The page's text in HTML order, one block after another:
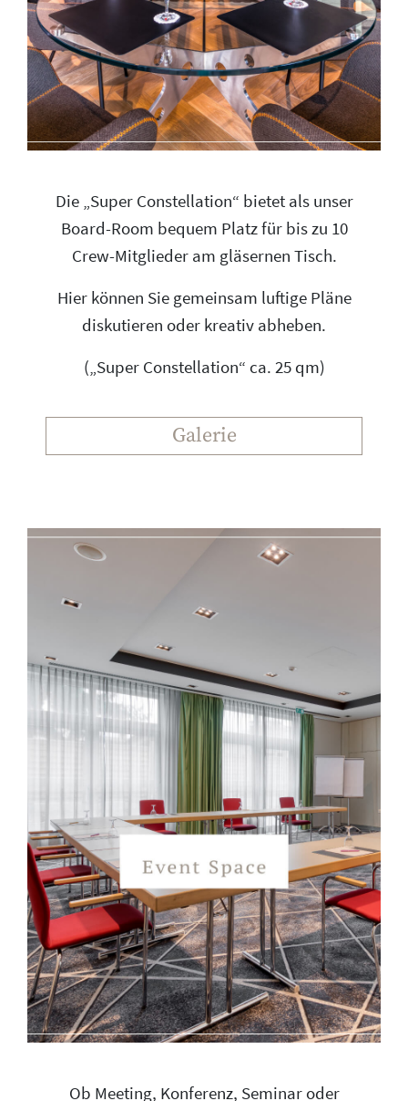
Die „Super Constellation“ bietet als unser
Board-Room bequem Platz für bis zu 10
Crew-Mitglieder am gläsernen Tisch.
Hier können Sie gemeinsam luftige Pläne
diskutieren oder kreativ abheben.
(„Super Constellation“ ca. 25 qm)
Galerie
Ob Meeting, Konferenz, Seminar oder